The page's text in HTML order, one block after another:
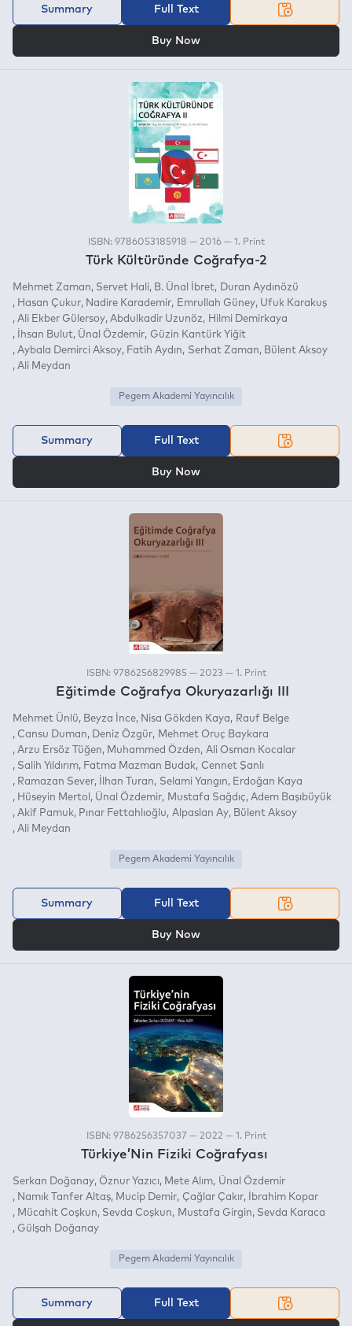
Summary Full Text
Buy Now
ISBN: 9786053185918 — 2016 — 1. Print
Türk Kültüründe Coğrafya-2
Mehmet Zaman Servet Hali B. Ünal İbret
Duran Aydınözü
Hasan Çukur
Nadire Karademir Emrullah Güney Ufuk Karakuş
Ali Ekber Gülersoy Abdulkadir Uzunöz
Hilmi Demirkaya
İhsan Bulut Ünal Özdemir
Güzin Kantürk Yiğit
Aybala Demirci Aksoy
Fatih Aydın Serhat Zaman
Bülent Aksoy
Ali Meydan
Pegem Akademi Yayıncılık
Summary Full Text
Buy Now
ISBN: 9786256829985 — 2023 — 1. Print
Eğitimde Coğrafya Okuryazarlığı III
Mehmet Ünlü Beyza İnce Nisa Gökden Kaya
Rauf Belge
Cansu Duman
Deniz Özgür
Mehmet Oruç Baykara
Arzu Ersöz Tüğen
Muhammed Özden
Ali Osman Kocalar
Salih Yıldırım
Fatma Mazman Budak
Cennet Şanlı
Ramazan Sever
İlhan Turan Selami Yangın
Erdoğan Kaya
Hüseyin Mertol
Ünal Özdemir Mustafa Sağdıç Adem Başıbüyük
Akif Pamuk
Pınar Fettahlıoğlu Alpaslan Ay
Bülent Aksoy
Ali Meydan
Pegem Akademi Yayıncılık
Summary Full Text
Buy Now
ISBN: 9786256357037 — 2022 — 1. Print
Türkiye’Nin Fiziki Coğrafyası
Serkan Doğanay Öznur Yazıcı Mete Alım
Ünal Özdemir
Namık Tanfer Altaş
Mucip Demir Çağlar Çakır
İbrahim Kopar
Mücahit Coşkun
Sevda Coşkun Mustafa Girgin
Sevda Karaca
Gülşah Doğanay
Pegem Akademi Yayıncılık
Summary Full Text